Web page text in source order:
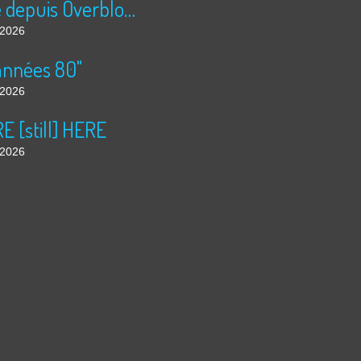
Publié depuis Overblog et Facebook
80"
[still] HERE